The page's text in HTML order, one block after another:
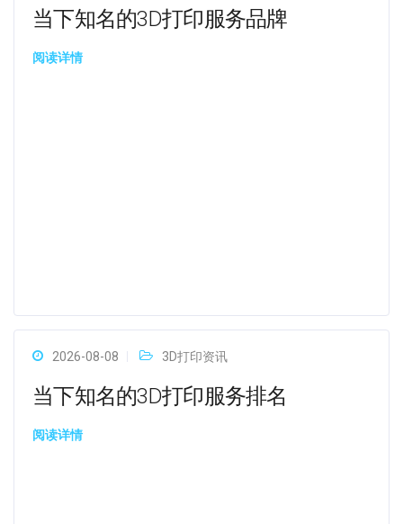
当下知名的3D打印服务品牌
阅读详情
2026-08-08 3D打印资讯
当下知名的3D打印服务排名
阅读详情